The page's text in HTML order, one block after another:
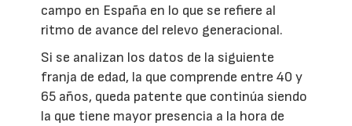
campo en España en lo que se refiere al
ritmo de avance del relevo generacional.
Si se analizan los datos de la siguiente
franja de edad, la que comprende entre 40 y
65 años, queda patente que continúa siendo
la que tiene mayor presencia a la hora de